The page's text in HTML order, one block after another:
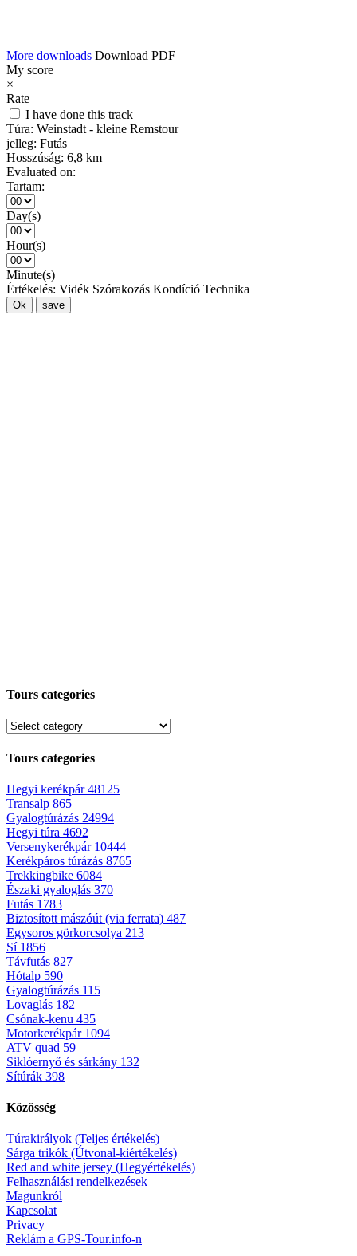
More downloads Download PDF
My score
×
Rate
I have done this track
Túra: Weinstadt - kleine Remstour
jelleg: Futás
Hosszúság: 6,8 km
Evaluated on:
Tartam:
Day(s)
Hour(s)
Minute(s)
Értékelés: Vidék Szórakozás Kondíció Technika
Ok save
Tours categories
Tours categories
Hegyi kerékpár48125
Transalp 865
Gyalogtúrázás 24994
Hegyi túra 4692
Versenykerékpár 10444
Kerékpáros túrázás 8765
Trekkingbike 6084
Északi gyaloglás 370
Futás 1783
Biztosított mászóút (via ferrata) 487
Egysoros görkorcsolya 213
Sí 1856
Távfutás 827
Hótalp 590
Gyalogtúrázás 115
Lovaglás 182
Csónak-kenu 435
Motorkerékpár 1094
ATV quad 59
Siklóernyő és sárkány 132
Sítúrák 398
Közösség
Túrakirályok (Teljes értékelés)
Sárga trikók (Útvonal-kiértékelés)
Red and white jersey (Hegyértékelés)
Felhasználási rendelkezések
Magunkról
Kapcsolat
Privacy
Reklám a GPS-Tour.info-n